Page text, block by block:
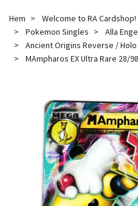
Hem Welcome to RA Cardshop!
Pokemon Singles
Alla
Ancient Origins Reverse / Holo
MAmpharos EX Ultra Rare 28/